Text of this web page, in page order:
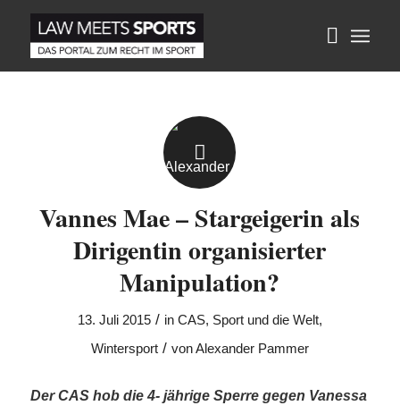
Vannes Mae – Stargeigerin als
Dirigentin organisierter
Manipulation?
13. Juli 2015 / in CAS, Sport und die Welt,
Wintersport / vonAlexander Pammer
Der CAS hob die 4- jährige Sperre gegen Vanessa